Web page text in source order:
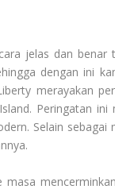
jelas dan
dengan ini
merayakan
Peringatan
Selain